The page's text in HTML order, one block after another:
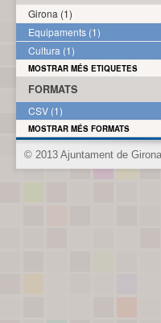
Girona (1)
Equipaments (1)
Cultura (1)
MOSTRAR MÉS ETIQUETES
FORMATS
CSV (1)
MOSTRAR MÉS FORMATS
© 2013 Ajuntament de Girona